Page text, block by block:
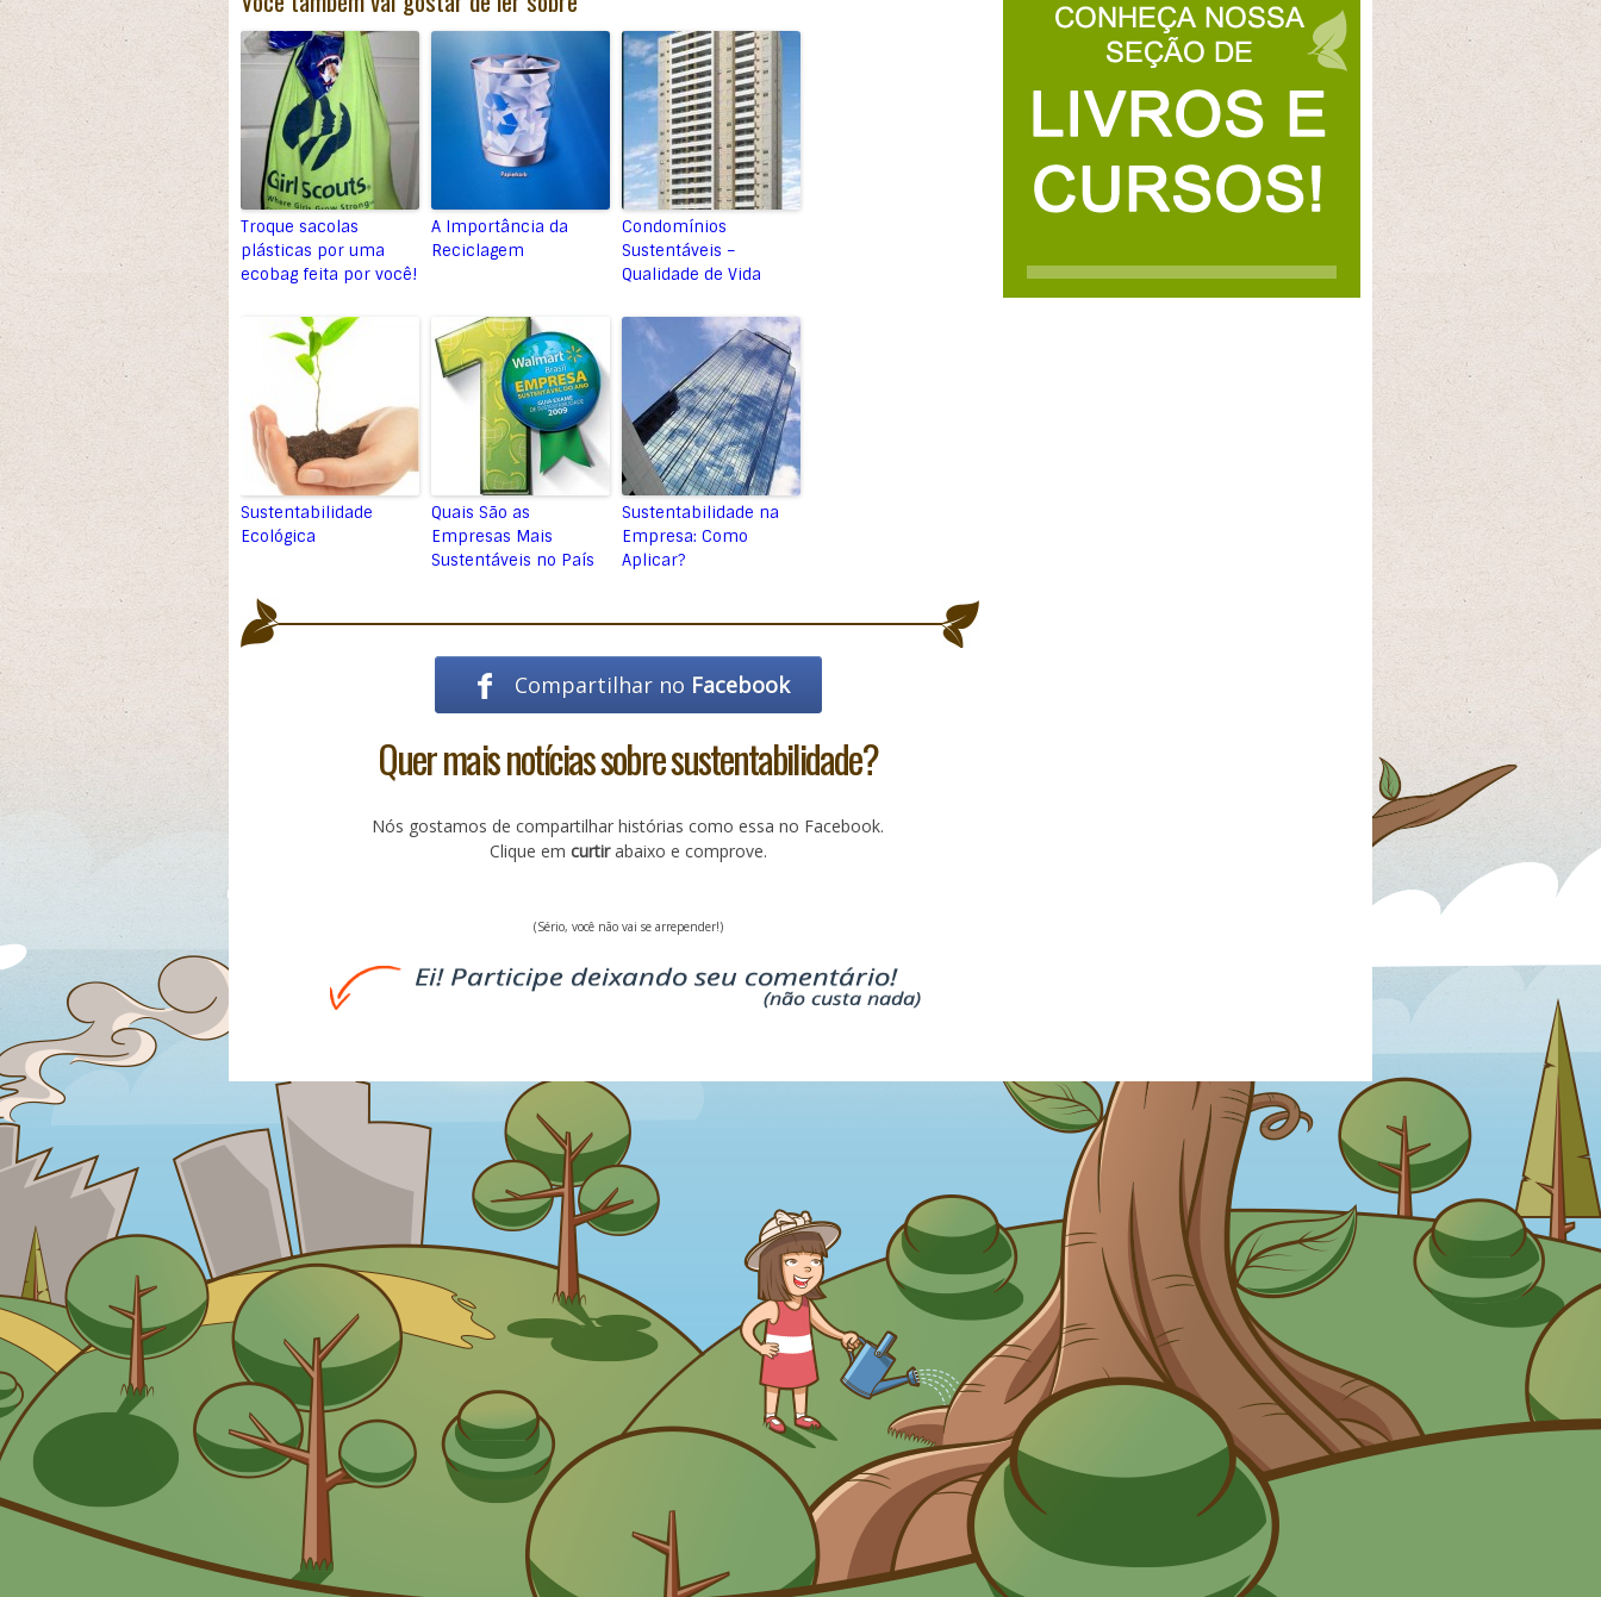
Troque sacolas
plásticas por uma
ecobag feita por você!
A Importância da
Reciclagem
Condomínios
Sustentáveis –
Qualidade de Vida
Sustentabilidade
Ecológica
Quais São as
Empresas Mais
Sustentáveis no País
Sustentabilidade na
Empresa: Como
Aplicar?
Compartilhar no Facebook
Quer mais notícias sobre sustentabilidade?
Nós gostamos de compartilhar histórias como essa no Facebook.
Clique em curtirabaixo e comprove.
(Sério, você não vai se arrepender!)